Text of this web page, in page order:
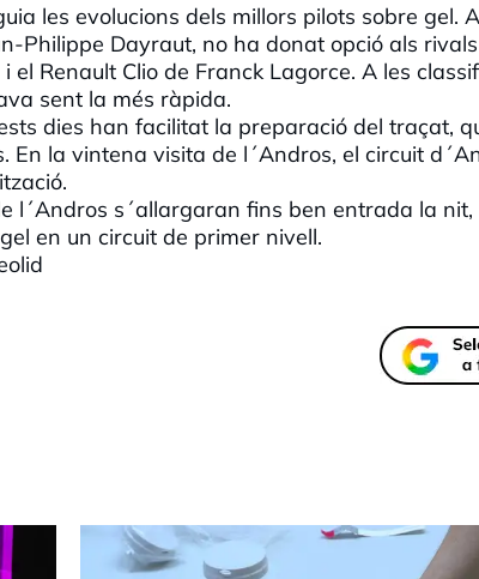
les evolucions dels millors pilots sobre gel.
Philippe Dayraut, no ha donat opció als
Renault Clio de Franck Lagorce. A les
sent la més ràpida.
dies han facilitat la preparació del traçat,
En la vintena visita de l´Andros, el circuit
l´Andros s´allargaran fins ben entrada la
en un circuit de primer nivell.